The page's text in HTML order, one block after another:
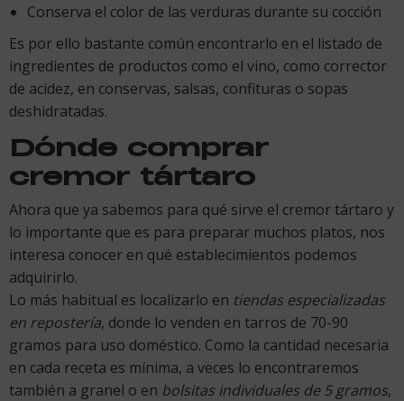
Conserva el color de las verduras durante su cocción
Es por ello bastante común encontrarlo en el listado de
ingredientes de productos como el vino, como corrector
de acidez, en conservas, salsas, confituras o sopas
deshidratadas.
Dónde comprar
cremor tártaro
Ahora que ya sabemos para qué sirve el cremor tártaro y
lo importante que es para preparar muchos platos, nos
interesa conocer en qué establecimientos podemos
adquirirlo.
Lo más habitual es localizarlo en tiendas especializadas
en repostería, donde lo venden en tarros de 70-90
gramos para uso doméstico. Como la cantidad necesaria
en cada receta es mínima, a veces lo encontraremos
también a granel o en bolsitas individuales de 5 gramos,